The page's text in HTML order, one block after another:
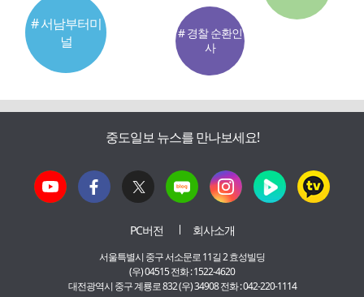
# 서남부터미
널
# 경찰 순환인
사
중도일보 뉴스를 만나보세요!
PC버전 회사소개
서울특별시 중구 서소문로 11길 2 효성빌딩
(우) 04515 전화 : 1522-4620
대전광역시 중구 계룡로 832 (우) 34908 전화 : 042-220-1114